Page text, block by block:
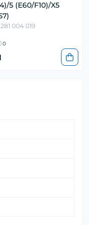
5 (E60/F10)/X5
004 019
0